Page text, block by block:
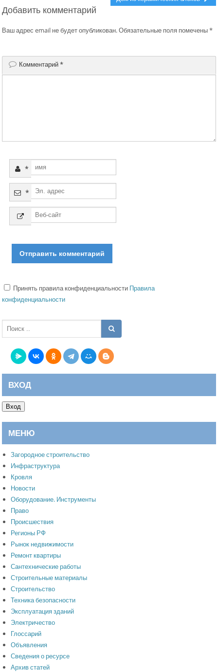
записям
Добавить комментарий
Ваш адрес email не будет опубликован.Обязательные поля помечены*
Комментарий*
*
*
Принять правила конфиденциальности Правила
конфиденциальности
ВХОД
Вход
МЕНЮ
Загородное строительство
Инфраструктура
Кровля
Новости
Оборудование. Инструменты
Право
Происшествия
Регионы РФ
Рынок недвижимости
Ремонт квартиры
Сантехнические работы
Строительные материалы
Строительство
Техника безопасности
Эксплуатация зданий
Электричество
Глоссарий
Объявления
Сведения о ресурсе
Архив статей